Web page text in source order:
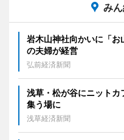
み
岩木山神社向かいに「
の夫婦が経営
弘前経済新聞
浅草・松が谷にニット
集う場に
浅草経済新聞